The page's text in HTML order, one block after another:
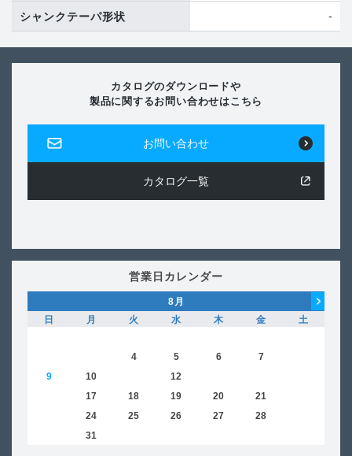
シャンクテーパ形状 -
カタログのダウンロードや
製品に関するお問い合わせはこちら
お問い合わせ
カタログ一覧
営業日カレンダー
8月
日
月 火 水 木 金
土
4 5 6 7
9
10 12
17 18 19 20 21
24 25 26 27 28
31